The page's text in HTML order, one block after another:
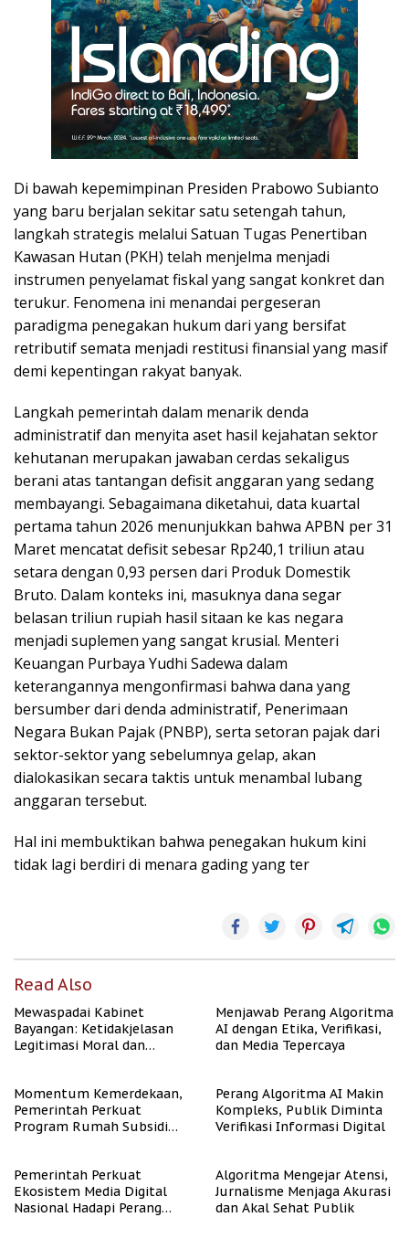
Di bawah kepemimpinan Presiden Prabowo Subianto
yang baru berjalan sekitar satu setengah tahun,
langkah strategis melalui Satuan Tugas Penertiban
Kawasan Hutan (PKH) telah menjelma menjadi
instrumen penyelamat fiskal yang sangat konkret dan
terukur. Fenomena ini menandai pergeseran
paradigma penegakan hukum dari yang bersifat
retributif semata menjadi restitusi finansial yang masif
demi kepentingan rakyat banyak.
Langkah pemerintah dalam menarik denda
administratif dan menyita aset hasil kejahatan sektor
kehutanan merupakan jawaban cerdas sekaligus
berani atas tantangan defisit anggaran yang sedang
membayangi. Sebagaimana diketahui, data kuartal
pertama tahun 2026 menunjukkan bahwa APBN per 31
Maret mencatat defisit sebesar Rp240,1 triliun atau
setara dengan 0,93 persen dari Produk Domestik
Bruto. Dalam konteks ini, masuknya dana segar
belasan triliun rupiah hasil sitaan ke kas negara
menjadi suplemen yang sangat krusial. Menteri
Keuangan Purbaya Yudhi Sadewa dalam
keterangannya mengonfirmasi bahwa dana yang
bersumber dari denda administratif, Penerimaan
Negara Bukan Pajak (PNBP), serta setoran pajak dari
sektor-sektor yang sebelumnya gelap, akan
dialokasikan secara taktis untuk menambal lubang
anggaran tersebut.
Hal ini membuktikan bahwa penegakan hukum kini
tidak lagi berdiri di menara gading yang ter
Read Also
Mewaspadai Kabinet
Bayangan: Ketidakjelasan
Legitimasi Moral dan
Menjawab Perang Algoritma
AI dengan Etika, Verifikasi,
dan Media Tepercaya
Momentum Kemerdekaan,
Pemerintah Perkuat
Program Rumah Subsidi
Perang Algoritma AI Makin
Kompleks, Publik Diminta
Verifikasi Informasi Digital
Pemerintah Perkuat
Ekosistem Media Digital
Nasional Hadapi Perang
Algoritma Mengejar Atensi,
Jurnalisme Menjaga Akurasi
dan Akal Sehat Publik